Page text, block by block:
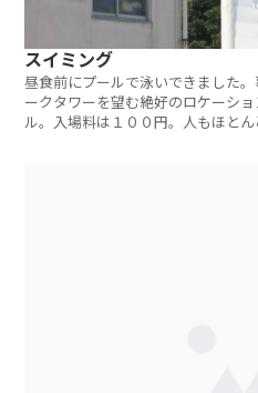
スイミング
昼食前にプールで泳いできました
ークタワーを望む絶好のロケーシ
ル。入場料は１００円。人もほと